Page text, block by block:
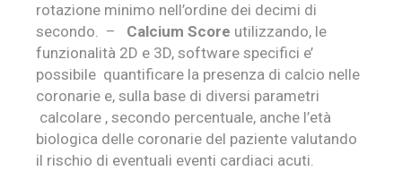
rotazione minimo nell’ordine dei decimi di
secondo. – Calcium Score utilizzando, le
funzionalità 2D e 3D, software specifici e’
possibile quantificare la presenza di calcio nelle
coronarie e, sulla base di diversi parametri
calcolare , secondo percentuale, anche l’età
biologica delle coronarie del paziente valutando
il rischio di eventuali eventi cardiaci acuti.